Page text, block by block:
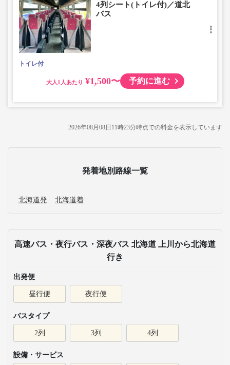
4列シート(トイレ付)／道北
バス
トイレ付
大人 ¥1,500〜 予約に進む
2026年08月08日11時23分時点での料金を表示しています
発着地別路線一覧
北海道発 北海道着
高速バス・夜行バス・深夜バス 北海道 上川から北海道
行き
出発便
昼行便 夜行便
バスタイプ
2列 3列 4列
設備・サービス